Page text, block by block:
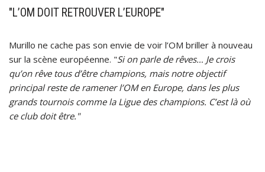
"L’OM DOIT RETROUVER L’EUROPE"
Murillo ne cache pas son envie de voir l’OM briller à nouveau
sur la scène européenne. "Si on parle de rêves… Je crois
qu’on rêve tous d’être champions, mais notre objectif
principal reste de ramener l’OM en Europe, dans les plus
grands tournois comme la Ligue des champions. C’est là où
ce club doit être."